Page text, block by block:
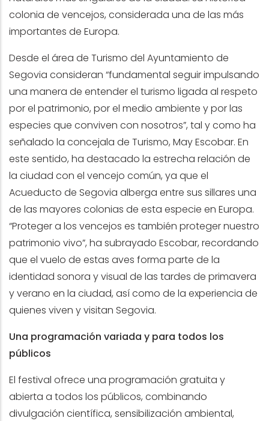
colonia de vencejos, considerada una de las más
importantes de Europa.
Desde el área de Turismo del Ayuntamiento de
Segovia consideran “fundamental seguir impulsando
una manera de entender el turismo ligada al respeto
por el patrimonio, por el medio ambiente y por las
especies que conviven con nosotros”, tal y como ha
señalado la concejala de Turismo, May Escobar. En
este sentido, ha destacado la estrecha relación de
la ciudad con el vencejo común, ya que el
Acueducto de Segovia alberga entre sus sillares una
de las mayores colonias de esta especie en Europa.
“Proteger a los vencejos es también proteger nuestro
patrimonio vivo”, ha subrayado Escobar, recordando
que el vuelo de estas aves forma parte de la
identidad sonora y visual de las tardes de primavera
y verano en la ciudad, así como de la experiencia de
quienes viven y visitan Segovia.
Una programación variada y para todos los
públicos
El festival ofrece una programación gratuita y
abierta a todos los públicos, combinando
divulgación científica, sensibilización ambiental,